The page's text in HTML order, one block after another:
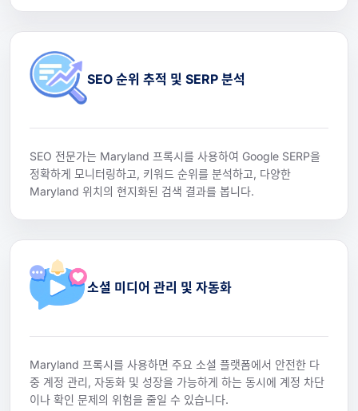
SEO 순위 추적 및 SERP 분석
SEO 전문가는 Maryland 프록시를 사용하여 Google SERP을
정확하게 모니터링하고, 키워드 순위를 분석하고, 다양한
Maryland 위치의 현지화된 검색 결과를 봅니다.
소셜 미디어 관리 및 자동화
Maryland 프록시를 사용하면 주요 소셜 플랫폼에서 안전한 다
중 계정 관리, 자동화 및 성장을 가능하게 하는 동시에 계정 차단
이나 확인 문제의 위험을 줄일 수 있습니다.